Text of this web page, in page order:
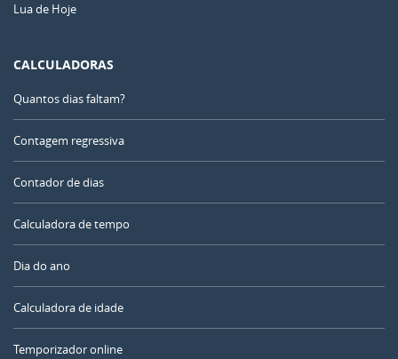
Lua de Hoje
CALCULADORAS
Quantos dias faltam?
Contagem regressiva
Contador de dias
Calculadora de tempo
Dia do ano
Calculadora de idade
Temporizador online